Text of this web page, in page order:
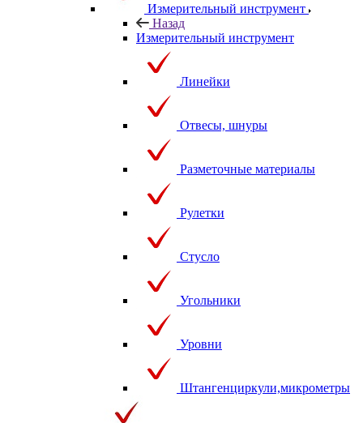
Измерительный инструмент
Назад
Измерительный инструмент
Линейки
Отвесы, шнуры
Разметочные материалы
Рулетки
Стусло
Угольники
Уровни
Штангенциркули,микрометры